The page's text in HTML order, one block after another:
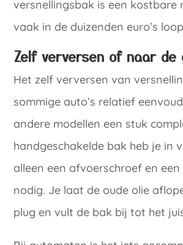
versnellingsbak is een kostbare
vaak in de duizenden euro’s
Zelf verversen of naar de
Het zelf verversen van
sommige auto’s relatief
andere modellen een stuk
handgeschakelde bak heb je in
alleen een afvoerschroef en
nodig. Je laat de oude olie
plug en vult de bak bij tot het